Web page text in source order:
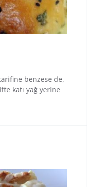
benzese de,
katı yağ yerine